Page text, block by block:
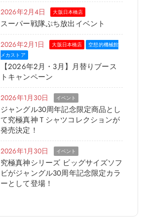
2026年2月4日 大阪日本橋店
スーパー戦隊ぷち放出イベント
2026年2月1日 大阪日本橋店
空想的機械館
メカストア
【2026年2月・3月】月替りブース
トキャンペーン
2026年1月30日 イベント
ジャングル30周年記念限定商品とし
て究極真神Ｔシャツコレクションが
発売決定！
2026年1月30日 イベント
究極真神シリーズ ビッグサイズソフ
ビがジャングル30周年記念限定カラ
ーとして登場！